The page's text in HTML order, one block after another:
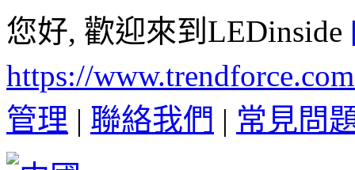
您好, 歡迎來到LEDinside
https://
管理 | 聯絡我們 | 常見問